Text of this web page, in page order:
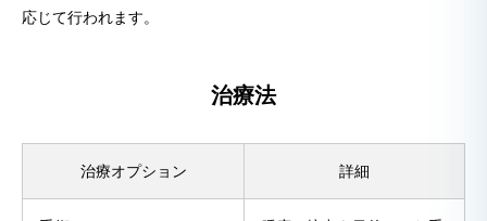
応じて行われます。
治療法
治療オプション 詳細